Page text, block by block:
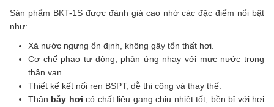
Sản phẩm BKT-1S được đánh giá cao nhờ các đặc điểm nổi bật
như:
Xả nước ngưng ổn định, không gây tổn thất hơi.
Cơ chế phao tự động, phản ứng nhạy với mực nước trong
thân van.
Thiết kế kết nối ren BSPT, dễ thi công và thay thế.
Thân bẫy hơi có chất liệu gang chịu nhiệt tốt, bền bỉ với hơi